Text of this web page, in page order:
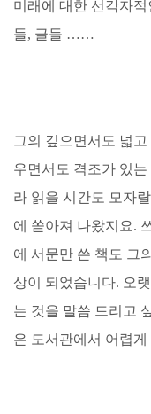
미래에 대한 선각자
들, 글들 ……
그의 깊으면서도 넓
우면서도 격조가 있
라 읽을 시간도 모자
에 쏟아져 나왔지요.
에 서문만 쓴 책도 그
상이 되었습니다. 오
는 것을 말씀 드리고
은 도서관에서 어렵